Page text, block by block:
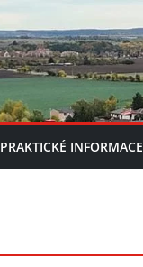
PRAKTICKÉ INFORMACE